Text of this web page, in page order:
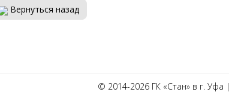
Вернуться назад
© 2014-2026 ГК «Стан» в г. Уфа |